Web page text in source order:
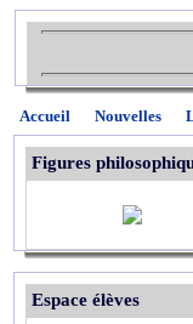
Accueil Nouvelles
Figures
Espace élèves